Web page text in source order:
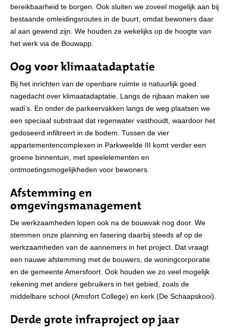
bereikbaarheid te borgen. Ook sluiten we zoveel mogelijk aan bij
bestaande omleidingsroutes in de buurt, omdat bewoners daar
al aan gewend zijn. We houden ze wekelijks op de hoogte van
het werk via de Bouwapp.
Oog voor klimaatadaptatie
Bij het inrichten van de openbare ruimte is natuurlijk goed
nagedacht over klimaatadaptatie. Langs de rijbaan maken we
wadi’s. En onder de parkeervakken langs de weg plaatsen we
een speciaal substraat dat regenwater vasthoudt, waardoor het
gedoseerd infiltreert in de bodem. Tussen de vier
appartementencomplexen in Parkweelde III komt verder een
groene binnentuin, met speelelementen en
ontmoetingsmogelijkheden voor bewoners.
Afstemming en
omgevingsmanagement
De werkzaamheden lopen ook na de bouwvak nog door. We
stemmen onze planning en fasering daarbij steeds af op de
werkzaamheden van de aannemers in het project. Dat vraagt
een nauwe afstemming met de bouwers, de woningcorporatie
en de gemeente Amersfoort. Ook houden we zo veel mogelijk
rekening met andere gebruikers in het gebied, zoals de
middelbare school (Amsfort College) en kerk (De Schaapskooi).
Derde grote infraproject op jaar